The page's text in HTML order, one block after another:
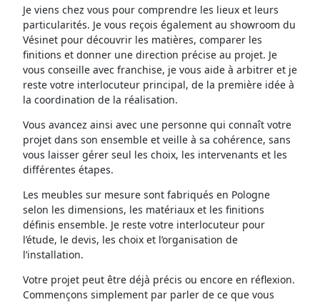
Je viens chez vous pour comprendre les lieux et leurs
particularités. Je vous reçois également au showroom du
Vésinet pour découvrir les matières, comparer les
finitions et donner une direction précise au projet. Je
vous conseille avec franchise, je vous aide à arbitrer et je
reste votre interlocuteur principal, de la première idée à
la coordination de la réalisation.
Vous avancez ainsi avec une personne qui connaît votre
projet dans son ensemble et veille à sa cohérence, sans
vous laisser gérer seul les choix, les intervenants et les
différentes étapes.
Les meubles sur mesure sont fabriqués en Pologne
selon les dimensions, les matériaux et les finitions
définis ensemble. Je reste votre interlocuteur pour
l’étude, le devis, les choix et l’organisation de
l’installation.
Votre projet peut être déjà précis ou encore en réflexion.
Commençons simplement par parler de ce que vous